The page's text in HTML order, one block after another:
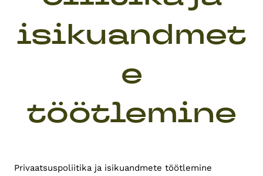
isikuandmet
e
töötlemine
Privaatsuspoliitika ja isikuandmete töötlemine